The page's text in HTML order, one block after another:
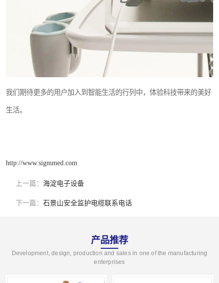
我们期待更多的用户加入到智能生活的行列中，体验科技带来的美好
生活。
http://www.sigmmed.com
上一篇： 海淀电子设备
下一篇： 石景山安全监护电缆联系电话
产品推荐
Development, design, production and sales in one of the manufacturing
enterprises